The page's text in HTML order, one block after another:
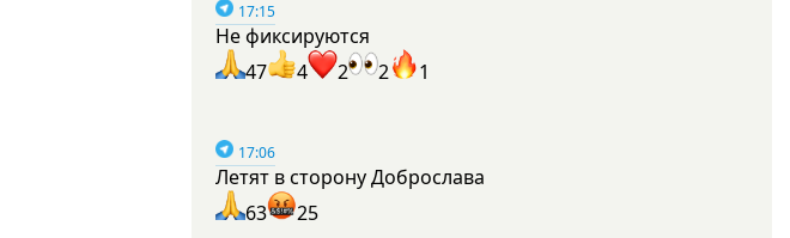
17:15
Не фиксируются
47
4 2 2 1
17:06
Летят в сторону Доброслава
63
25